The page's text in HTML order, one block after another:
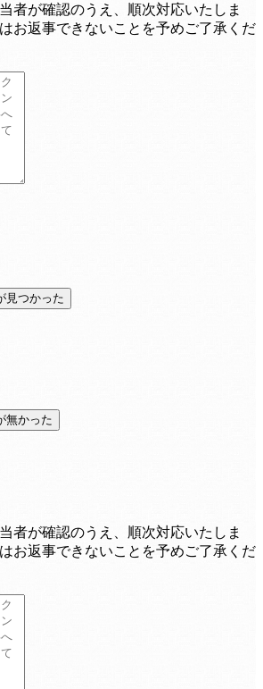
者が確認のうえ、順次対応いたしま
お返事できないことを予めご了承くだ
見つかった
無かった
者が確認のうえ、順次対応いたしま
お返事できないことを予めご了承くだ